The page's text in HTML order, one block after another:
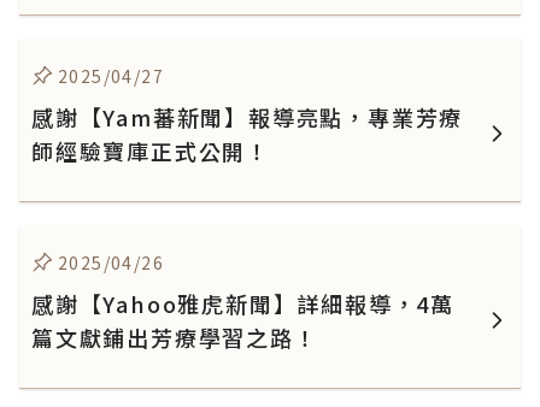
2025/04/27
感謝【Yam蕃新聞】報導亮點，專業芳療
師經驗寶庫正式公開！
2025/04/26
感謝【Yahoo雅虎新聞】詳細報導，4萬
篇文獻鋪出芳療學習之路！